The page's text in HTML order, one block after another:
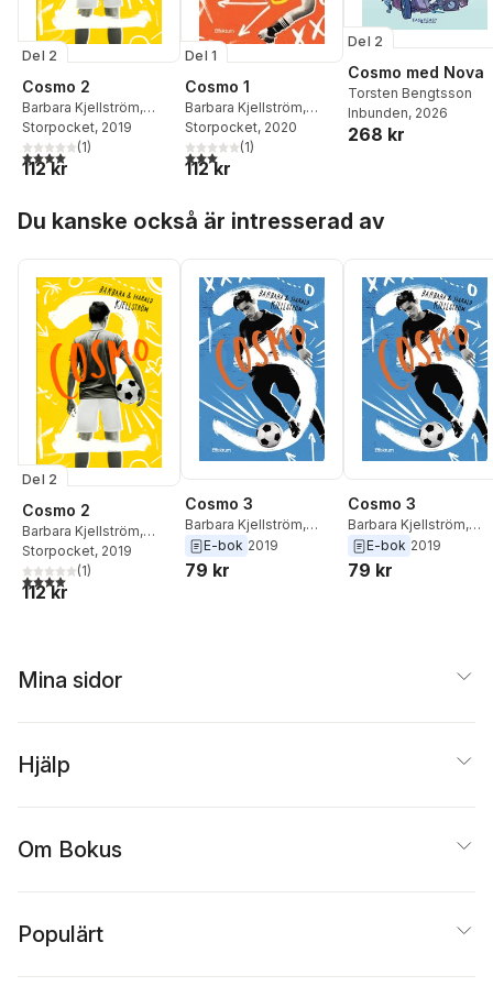
Del 2
Cosmo 2
Barbara Kjellström,
Harald Kjellström
Storpocket, 2019
4,0utav 5 stjärnor. Totalt antal röster:
(1)
112 kr
Del 1
Cosmo 1
Barbara Kjellström,
Harald Kjellström
Storpocket, 2020
3,0utav 5 stjärnor. Totalt antal röster:
(1)
112 kr
Del 2
Cosmo med Nova
Torsten Bengtsson
Inbunden, 2026
268 kr
Du kanske också är intresserad av
Del 2
Cosmo 2
Barbara Kjellström,
Harald Kjellström
Storpocket, 2019
4,0utav 5 stjärnor. Totalt antal röster:
(1)
112 kr
Cosmo 3
Barbara Kjellström,
Harald Kjellström
E-bok 2019
79 kr
Cosmo 3
Barbara Kjellström,
Harald Kjellström
E-bok 2019
79 kr
Mina sidor
Hjälp
Om Bokus
Populärt